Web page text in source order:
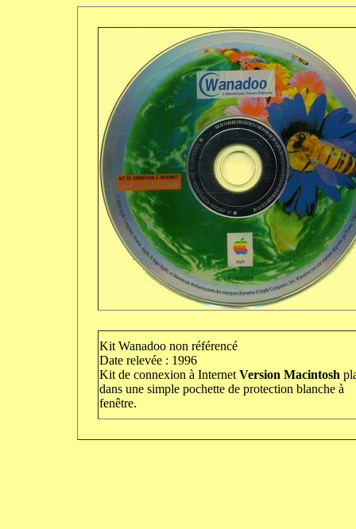
Kit Wanadoo non référencé
Date relevée : 1996
Kit de connexion à Internet Version Macintosh
dans une simple pochette de protection blanche à
fenêtre.